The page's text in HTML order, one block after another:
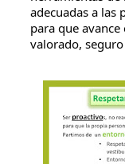
adecuadas a las
para que
valorado,